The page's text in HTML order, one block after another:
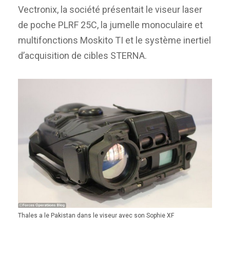
Vectronix, la société présentait le viseur laser
de poche PLRF 25C, la jumelle monoculaire et
multifonctions Moskito TI et le système inertiel
d’acquisition de cibles STERNA.
Thales a le Pakistan dans le viseur avec son Sophie XF